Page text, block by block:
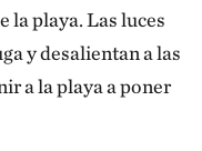
la playa. Las luces
y desalientan a las
a la playa a poner